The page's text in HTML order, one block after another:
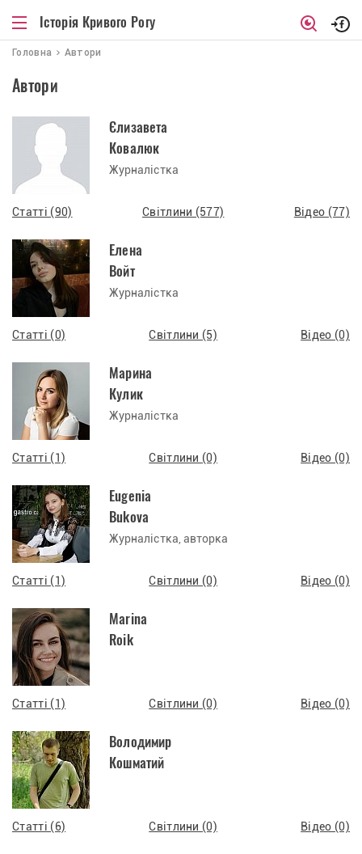
Історія Кривого Рогу
Головна Автори
Автори
Єлизавета
Ковалюк
Журналістка
Статті (90) Світлини (577) Відео (77)
Елена
Войт
Журналістка
Статті (0) Світлини (5) Відео (0)
Марина
Кулик
Журналістка
Статті (1) Світлини (0) Відео (0)
Eugenia
Bukova
Журналістка, авторка
Статті (1) Світлини (0) Відео (0)
Marina
Roik
Статті (1) Світлини (0) Відео (0)
Володимир
Кошматий
Статті (6) Світлини (0) Відео (0)